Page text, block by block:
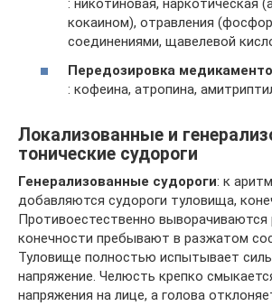
: никотиновая, наркотическая
кокаином), отравления
соединениями, щавелевой
Передозировка
: кофеина, атропина,
Локализованные и
тонические судороги
Генерализованные судороги: к
добавляются судороги туловища,
Противоестественно выворачиваются
конечности пребывают в разжатом
Туловище полностью испытывает
напряжение. Челюсть крепко
напряжения на лице, а голова